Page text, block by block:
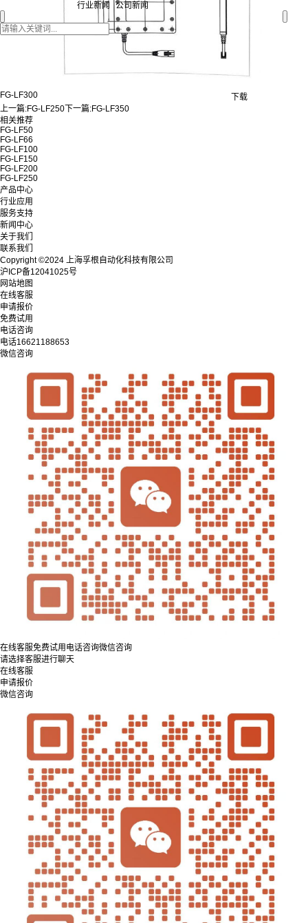
行业新闻
公司新闻
FG-LF300
下载
上一篇:FG-LF250 下一篇:FG-LF350
相关推荐
FG-LF50
FG-LF66
FG-LF100
FG-LF150
FG-LF200
FG-LF250
产品中心
行业应用
服务支持
新闻中心
关于我们
联系我们
Copyright ©2024 上海孚根自动化科技有限公司
沪ICP备12041025号
网站地图
在线客服
申请报价
免费试用
电话咨询
电话16621188653
微信咨询
在线客服免费试用 电话咨询微信咨询
请选择客服进行聊天
在线客服
申请报价
微信咨询